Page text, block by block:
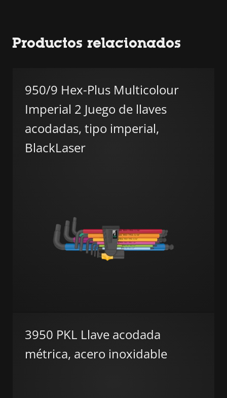
Productos relacionados
950/9 Hex-Plus Multicolour
Imperial 2 Juego de llaves
acodadas, tipo imperial,
BlackLaser
3950 PKL Llave acodada
métrica, acero inoxidable